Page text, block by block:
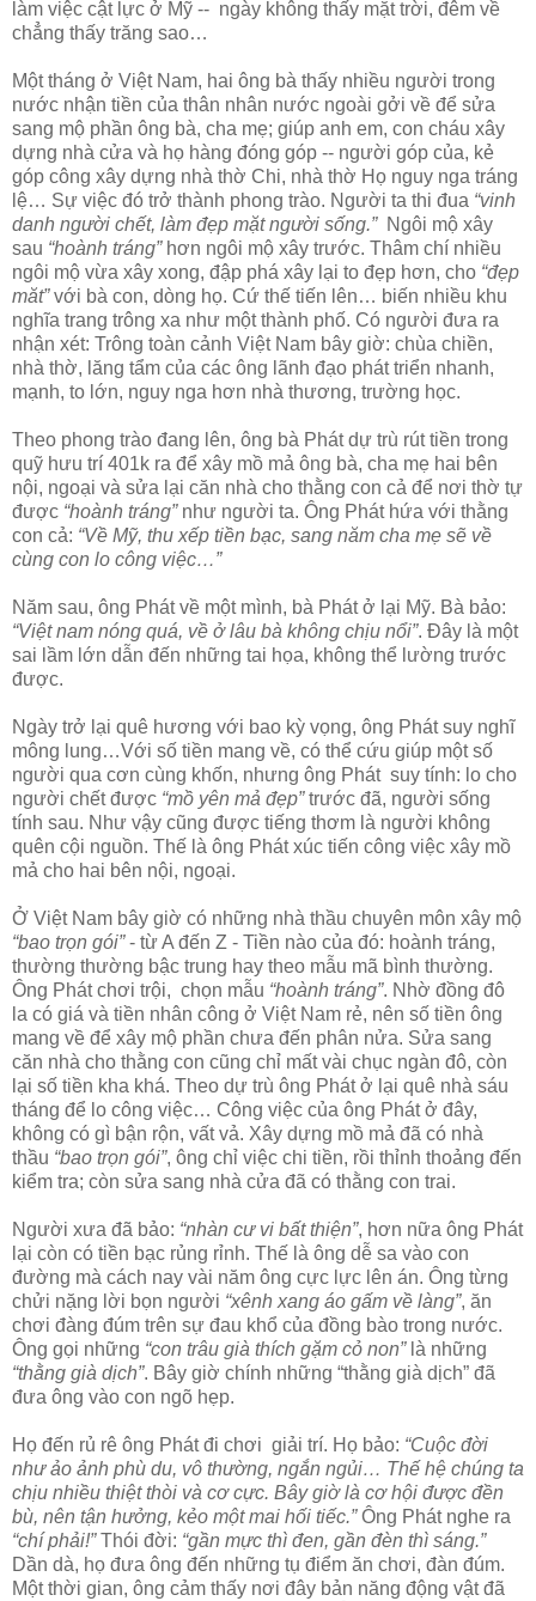
làm việc cật lực ở Mỹ -- ngày không thấy mặt trời, đêm về
chẳng thấy trăng sao…
Một tháng ở Việt Nam, hai ông bà thấy nhiều người trong
nước nhận tiền của thân nhân nước ngoài gởi về để sửa
sang mộ phần ông bà, cha mẹ; giúp anh em, con cháu xây
dựng nhà cửa và họ hàng đóng góp -- người góp của, kẻ
góp công xây dựng nhà thờ Chi, nhà thờ Họ nguy nga tráng
lệ… Sự việc đó trở thành phong trào. Người ta thi đua “vinh
danh người chết, làm đẹp mặt người sống.”Ngôi mộ xây
sau “hoành tráng”hơn ngôi mộ xây trước. Thâm chí nhiều
ngôi mộ vừa xây xong, đập phá xây lại to đẹp hơn, cho “đẹp
măt”với bà con, dòng họ. Cứ thế tiến lên… biến nhiều khu
nghĩa trang trông xa như một thành phố. Có người đưa ra
nhận xét: Trông toàn cảnh Việt Nam bây giờ: chùa chiền,
nhà thờ, lăng tẩm của các ông lãnh đạo phát triển nhanh,
mạnh, to lớn, nguy nga hơn nhà thương, trường học.
Theo phong trào đang lên, ông bà Phát dự trù rút tiền trong
quỹ hưu trí 401k ra để xây mồ mả ông bà, cha mẹ hai bên
nội, ngoại và sửa lại căn nhà cho thằng con cả để nơi thờ tự
được “hoành tráng”như người ta. Ông Phát hứa với thằng
con cả: “Về Mỹ, thu xếp tiền bạc, sang năm cha mẹ sẽ về
cùng con lo công việc…”
Năm sau, ông Phát về một mình, bà Phát ở lại Mỹ. Bà bảo:
“Việt nam nóng quá, về ở lâu bà không chịu nổi”. Đây là một
sai lầm lớn dẫn đến những tai họa, không thể lường trước
được.
Ngày trở lại quê hương với bao kỳ vọng, ông Phát suy nghĩ
mông lung…Với số tiền mang về, có thể cứu giúp một số
người qua cơn cùng khốn, nhưng ông Phát suy tính: lo cho
người chết được “mồ yên mả đẹp”trước đã, người sống
tính sau. Như vậy cũng được tiếng thơm là người không
quên cội nguồn. Thế là ông Phát xúc tiến công việc xây mồ
mả cho hai bên nội, ngoại.
Ở Việt Nam bây giờ có những nhà thầu chuyên môn xây mộ
“bao trọn gói”- từ A đến Z - Tiền nào của đó: hoành tráng,
thường thường bậc trung hay theo mẫu mã bình thường.
Ông Phát chơi trội, chọn mẫu “hoành tráng”. Nhờ đồng đô
la có giá và tiền nhân công ở Việt Nam rẻ, nên số tiền ông
mang về để xây mộ phần chưa đến phân nửa. Sửa sang
căn nhà cho thằng con cũng chỉ mất vài chục ngàn đô, còn
lại số tiền kha khá. Theo dự trù ông Phát ở lại quê nhà sáu
tháng để lo công việc… Công việc của ông Phát ở đây,
không có gì bận rộn, vất vả. Xây dựng mồ mả đã có nhà
thầu “bao trọn gói”, ông chỉ việc chi tiền, rồi thỉnh thoảng đến
kiểm tra; còn sửa sang nhà cửa đã có thằng con trai.
Người xưa đã bảo: “nhàn cư vi bất thiện”, hơn nữa ông Phát
lại còn có tiền bạc rủng rỉnh. Thế là ông dễ sa vào con
đường mà cách nay vài năm ông cực lực lên án. Ông từng
chửi nặng lời bọn người “xênh xang áo gấm về làng”, ăn
chơi đàng đúm trên sự đau khổ của đồng bào trong nước.
Ông gọi những “con trâu già thích gặm cỏ non”là những
“thằng già dịch”. Bây giờ chính những “thằng già dịch” đã
đưa ông vào con ngõ hẹp.
Họ đến rủ rê ông Phát đi chơi giải trí. Họ bảo: “Cuộc đời
như ảo ảnh phù du, vô thường, ngắn ngủi… Thế hệ chúng ta
chịu nhiều thiệt thòi và cơ cực. Bây giờ là cơ hội được đền
bù, nên tận hưởng, kẻo một mai hối tiếc.”Ông Phát nghe ra
“chí phải!”Thói đời: “gần mực thì đen, gần đèn thì sáng.”
Dần dà, họ đưa ông đến những tụ điểm ăn chơi, đàn đúm.
Một thời gian, ông cảm thấy nơi đây bản năng động vật đã